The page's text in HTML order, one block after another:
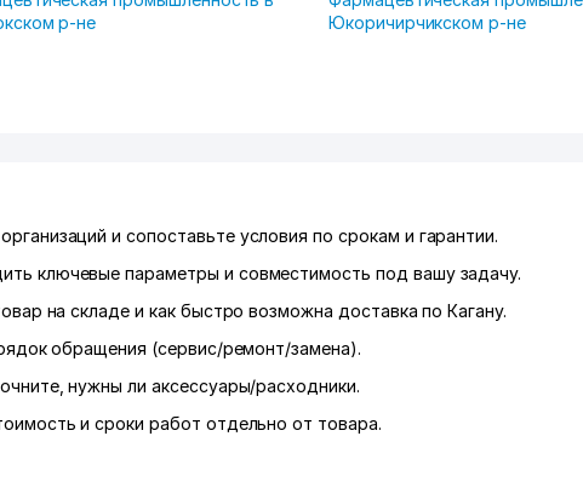
р-не
Юкоричирчикском р-не
и сопоставьте условия по срокам и гарантии.
ключевые параметры и совместимость под вашу задачу.
на складе и как быстро возможна доставка по Кагану.
обращения (сервис/ремонт/замена).
нужны ли аксессуары/расходники.
и сроки работ отдельно от товара.